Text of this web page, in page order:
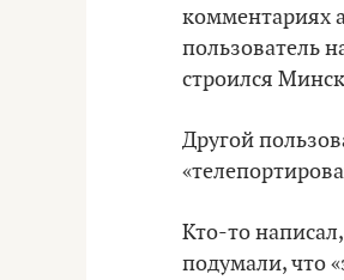
комментариях
пользователь
строился
Другой
Кто-то
подумали, что